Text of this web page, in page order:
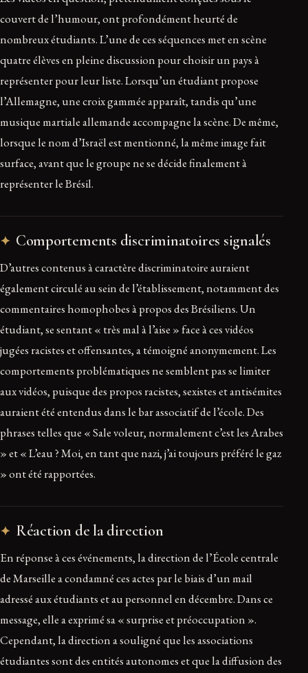
couvert de l’humour, ont profondément heurté de
nombreux étudiants. L’une de ces séquences met en scène
quatre élèves en pleine discussion pour choisir un pays à
représenter pour leur liste. Lorsqu’un étudiant propose
l’Allemagne, une croix gammée apparaît, tandis qu’une
musique martiale allemande accompagne la scène. De même,
lorsque le nom d’Israël est mentionné, la même image fait
surface, avant que le groupe ne se décide finalement à
représenter le Brésil.
Comportements discriminatoires signalés
D’autres contenus à caractère discriminatoire auraient
également circulé au sein de l’établissement, notamment des
commentaires homophobes à propos des Brésiliens. Un
étudiant, se sentant « très mal à l’aise » face à ces vidéos
jugées racistes et offensantes, a témoigné anonymement. Les
comportements problématiques ne semblent pas se limiter
aux vidéos, puisque des propos racistes, sexistes et antisémites
auraient été entendus dans le bar associatif de l’école. Des
phrases telles que « Sale voleur, normalement c’est les Arabes
» et « L’eau ? Moi, en tant que nazi, j’ai toujours préféré le gaz
» ont été rapportées.
Réaction de la direction
En réponse à ces événements, la direction de l’École centrale
de Marseille a condamné ces actes par le biais d’un mail
adressé aux étudiants et au personnel en décembre. Dans ce
message, elle a exprimé sa « surprise et préoccupation ».
Cependant, la direction a souligné que les associations
étudiantes sont des entités autonomes et que la diffusion des